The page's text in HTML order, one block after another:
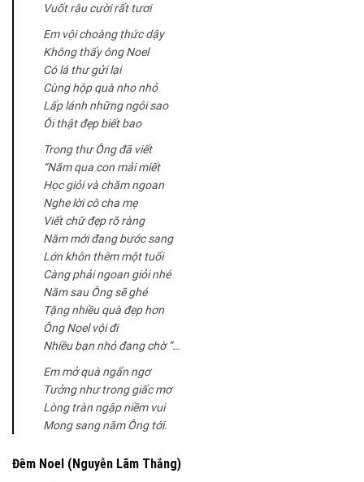
Vuốt râu cười rất tươi
Em vội choàng thức dậy
Không thấy ông Noel
Có lá thư gửi lại
Cùng hộp quà nho nhỏ
Lấp lánh những ngôi sao
Ôi thật đẹp biết bao
Trong thư Ông đã viết
“Năm qua con mải miết
Học giỏi và chăm ngoan
Nghe lời cô cha mẹ
Viết chữ đẹp rõ ràng
Năm mới đang bước sang
Lớn khôn thêm một tuổi
Càng phải ngoan giỏi nhé
Năm sau Ông sẽ ghé
Tặng nhiều quà đẹp hơn
Ông Noel vội đi
Nhiều bạn nhỏ đang chờ “…
Em mở quà ngẩn ngơ
Tưởng như trong giấc mơ
Lòng tràn ngập niềm vui
Mong sang năm Ông tới.
Đêm Noel (Nguyễn Lãm Thắng)